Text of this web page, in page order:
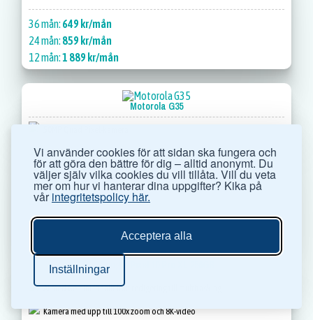
Vi använder cookies för att sidan ska fungera och
för att göra den bättre för dig – alltid anonymt. Du
väljer själv vilka cookies du vill tillåta. Vill du veta
mer om hur vi hanterar dina uppgifter? Kika på
vår integritetspolicy här.
Acceptera alla
Inställningar
36 mån: 649 kr/mån
24 mån: 859 kr/mån
12 mån:1 889 kr/mån
Motorola G35
Vattenavvisande design
36 mån:357 kr/mån+ 295 kr
24 mån:386 kr/mån+ 295 kr
Google Pixel 10 Pro XL 256GB
AI med Gemini för allt från redigering till multitasking
Kamera med upp till 100x zoom och 8K-video